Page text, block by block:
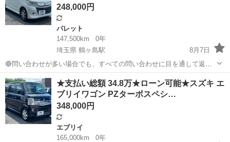
248,000円
パレット
147,500km
0年
埼玉県 鶴ヶ島駅
8月7日
🔴問い合わせが多い場合でも、すべての問い合わせに目を通して返信
しておりますので、気にせずお気軽にお問い合わせください😊 ◆出品
番号◆ M6G1528 ◆支払い総額◆ 24.8万円 ローン可能！ 提携ローン
会社による審査...
埼玉 川越市 鶴ヶ島駅 パレット
★支払い総額 34.8万★ローン可能★スズキ エ
ブリイワゴン PZターボスペシ…
348,000円
エブリイ
165,000km
0年